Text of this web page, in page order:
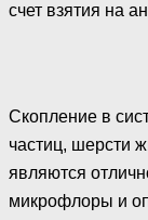
счет взятия на
Скопление в
частиц, шерсти
являются
микрофлоры и